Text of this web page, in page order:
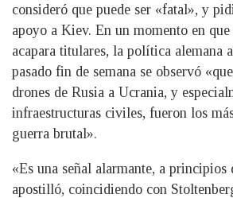
consideró que puede ser «fatal», y
apoyo a Kiev. En un momento en
acapara titulares, la política alemana
pasado fin de semana se observó
drones de Rusia a Ucrania, y
infraestructuras civiles, fueron los
guerra brutal».
«Es una señal alarmante, a
apostilló, coincidiendo con